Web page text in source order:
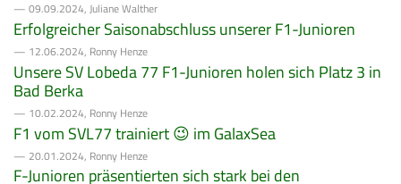
— 09.09.2024, Juliane Walther
Erfolgreicher Saisonabschluss unserer F1-Junioren
— 12.06.2024, Ronny Henze
Unsere SV Lobeda 77 F1-Junioren holen sich Platz 3 in
Bad Berka
— 10.02.2024, Ronny Henze
F1 vom SVL77 trainiert 😉 im GalaxSea
— 20.01.2024, Ronny Henze
F-Junioren präsentierten sich stark bei den